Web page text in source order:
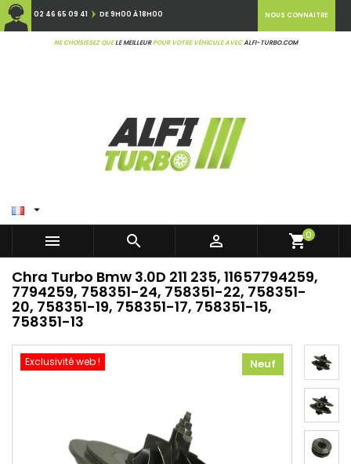
02 46 65 09 41 DE 9H00 À 18H00
NE CHOISISSEZ QUELE MEILLEURPOUR VOTRE VÉHICULE AVECALFI-TURBO.COM
NOUS CONNAITRE

   shopping_cart0
Chra Turbo Bmw 3.0D 211 235, 11657794259,
7794259, 758351-24, 758351-22, 758351-
20, 758351-19, 758351-17, 758351-15,
758351-13
Exclusivité web ! Neuf